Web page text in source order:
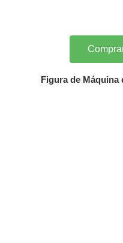
Figura de Máquina